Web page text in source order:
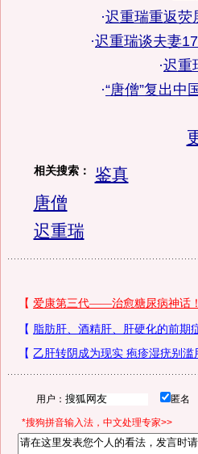
·迟重瑞重返荧
·迟重瑞谈夫妻
·迟重
·“唐僧”复出中
相关搜索：
鉴真
唐僧
迟重瑞
用户： 匿名
*搜狗拼音输入法，中文处理专家>>